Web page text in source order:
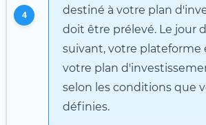
4
destiné à votre plan
doit être prélevé. Le jour
suivant, votre plateforme
votre plan
selon les conditions que
définies.